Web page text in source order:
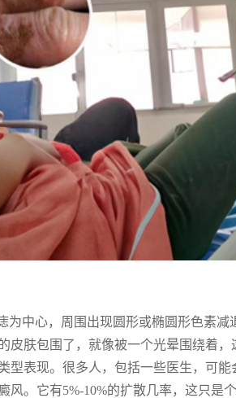
为中心，周围出现圆形或椭圆形色素
皮肤包围了，就像被一个光晕围绕着
型表现。很多人，包括一些医生，可
风。它有5%-10%的扩散几率，这只是